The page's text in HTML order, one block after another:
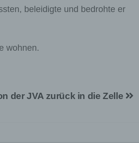
beleidigte und bedrohte er
wohnen.
der JVA zurück in die Zelle